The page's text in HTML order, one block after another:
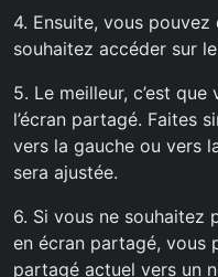
4. Ensuite, vous pouvez
souhaitez accéder sur
5. Le meilleur, c’est
l’écran partagé. Faites
vers la gauche ou vers
sera ajustée.
6. Si vous ne souhaitez
en écran partagé, vous
partagé actuel vers un